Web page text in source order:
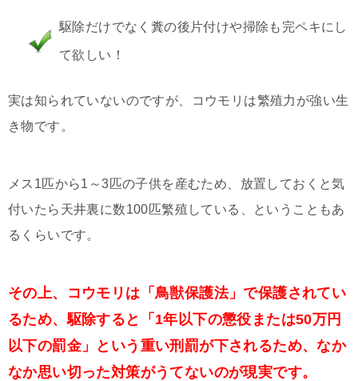
駆除だけでなく糞の後片付けや掃除も完ペキにし
て欲しい！
実は知られていないのですが、コウモリは繁殖力が強い生
き物です。
メス1匹から1～3匹の子供を産むため、放置しておくと気
付いたら天井裏に数100匹繁殖している、ということもあ
るくらいです。
その上、コウモリは「鳥獣保護法」で保護されてい
るため、駆除すると「1年以下の懲役または50万円
以下の罰金」という重い刑罰が下されるため、なか
なか思い切った対策がうてないのが現実です。